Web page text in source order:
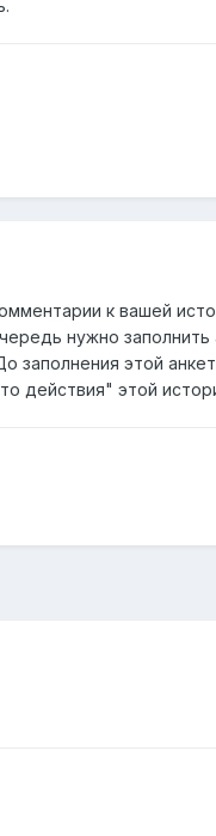
к вашей
нужно заполнить
заполнения этой
действия" этой